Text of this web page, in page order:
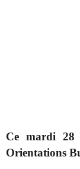
Ce mardi 28
Orientations